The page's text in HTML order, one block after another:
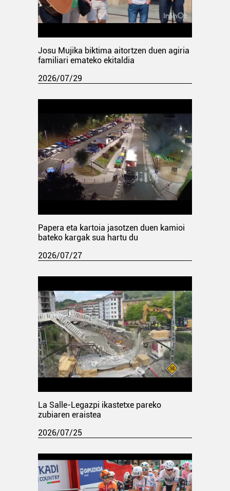
Josu Mujika biktima aitortzen duen agiria
familiari emateko ekitaldia
2026/07/29
Papera eta kartoia jasotzen duen kamioi
bateko kargak sua hartu du
2026/07/27
La Salle-Legazpi ikastetxe pareko
zubiaren eraistea
2026/07/25